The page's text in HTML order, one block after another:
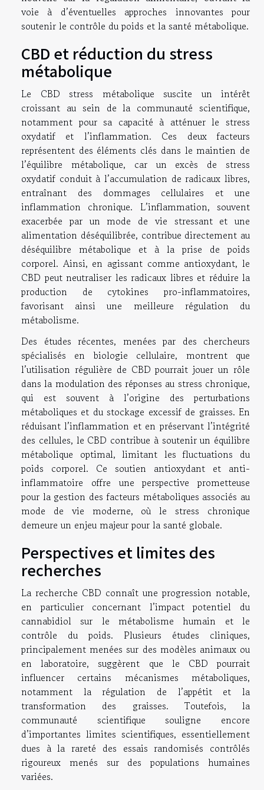
voie à d’éventuelles approches innovantes pour
soutenir le contrôle du poids et la santé métabolique.
CBD et réduction du stress
métabolique
Le CBD stress métabolique suscite un intérêt
croissant au sein de la communauté scientifique,
notamment pour sa capacité à atténuer le stress
oxydatif et l’inflammation. Ces deux facteurs
représentent des éléments clés dans le maintien de
l’équilibre métabolique, car un excès de stress
oxydatif conduit à l’accumulation de radicaux libres,
entraînant des dommages cellulaires et une
inflammation chronique. L’inflammation, souvent
exacerbée par un mode de vie stressant et une
alimentation déséquilibrée, contribue directement au
déséquilibre métabolique et à la prise de poids
corporel. Ainsi, en agissant comme antioxydant, le
CBD peut neutraliser les radicaux libres et réduire la
production de cytokines pro-inflammatoires,
favorisant ainsi une meilleure régulation du
métabolisme.
Des études récentes, menées par des chercheurs
spécialisés en biologie cellulaire, montrent que
l’utilisation régulière de CBD pourrait jouer un rôle
dans la modulation des réponses au stress chronique,
qui est souvent à l’origine des perturbations
métaboliques et du stockage excessif de graisses. En
réduisant l’inflammation et en préservant l’intégrité
des cellules, le CBD contribue à soutenir un équilibre
métabolique optimal, limitant les fluctuations du
poids corporel. Ce soutien antioxydant et anti-
inflammatoire offre une perspective prometteuse
pour la gestion des facteurs métaboliques associés au
mode de vie moderne, où le stress chronique
demeure un enjeu majeur pour la santé globale.
Perspectives et limites des
recherches
La recherche CBD connaît une progression notable,
en particulier concernant l’impact potentiel du
cannabidiol sur le métabolisme humain et le
contrôle du poids. Plusieurs études cliniques,
principalement menées sur des modèles animaux ou
en laboratoire, suggèrent que le CBD pourrait
influencer certains mécanismes métaboliques,
notamment la régulation de l’appétit et la
transformation des graisses. Toutefois, la
communauté scientifique souligne encore
d’importantes limites scientifiques, essentiellement
dues à la rareté des essais randomisés contrôlés
rigoureux menés sur des populations humaines
variées.